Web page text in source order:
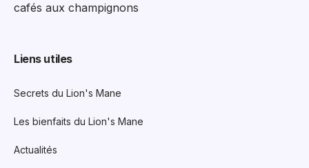
cafés aux champignons
Liens utiles
Secrets du Lion's Mane
Les bienfaits du Lion's Mane
Actualités